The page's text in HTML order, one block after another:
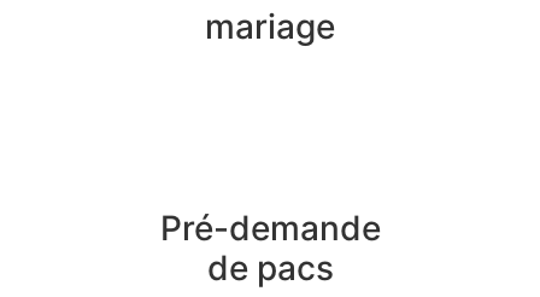
mariage
Pré-demande
de pacs